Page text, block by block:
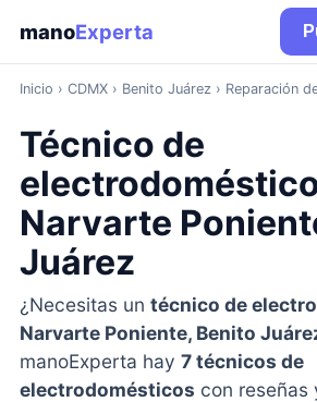
manoExperta
Inicio › CDMX› Benito Juárez › Reparación
Técnico de
Narvarte
Juárez
¿Necesitas un técnico de
Narvarte Poniente, Benito
manoExperta hay 7 técnicos de
electrodomésticos con reseñas